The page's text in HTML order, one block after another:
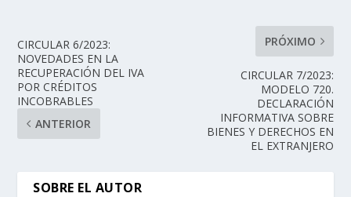
CIRCULAR 6/2023:
NOVEDADES EN LA
RECUPERACIÓN DEL IVA
POR CRÉDITOS
INCOBRABLES
ANTERIOR
PRÓXIMO
CIRCULAR 7/2023:
MODELO 720.
DECLARACIÓN
INFORMATIVA SOBRE
BIENES Y DERECHOS EN
EL EXTRANJERO
SOBRE EL AUTOR